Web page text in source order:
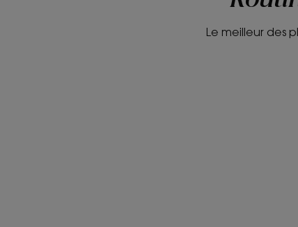
Le meilleur des